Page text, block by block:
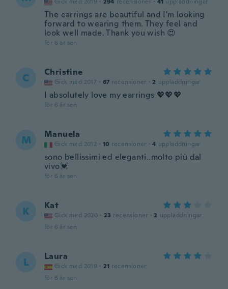
The earrings are beautiful and I'm looking
forward to wearing them. They feel and
look well made. Thank you wish 😍
för 6 år sen
C Christine
Gick med 2017 · 67 recensioner · 2 uppladdningar
I absolutely love my earrings 💖💖💖
för 6 år sen
M Manuela
Gick med 2012 · 10 recensioner · 4 uppladdningar
sono bellissimi ed eleganti..molto più dal
vivo💓
för 6 år sen
K Kat
Gick med 2020 · 23 recensioner · 2 uppladdningar
för 6 år sen
L Laura
Gick med 2019 · 21 recensioner
för 6 år sen